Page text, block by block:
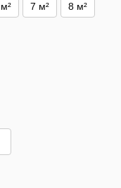
7 м² 8 м²